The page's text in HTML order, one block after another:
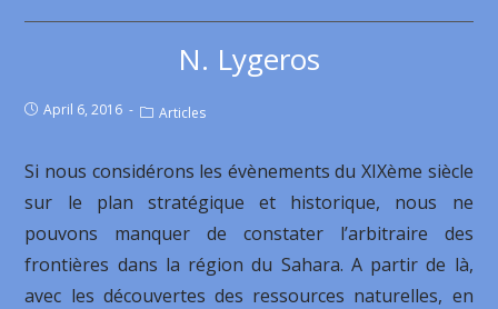
N. Lygeros
April 6, 2016 Articles
Si nous considérons les évènements du XIXème siècle
sur le plan stratégique et historique, nous ne
pouvons manquer de constater l’arbitraire des
frontières dans la région du Sahara. A partir de là,
avec les découvertes des ressources naturelles, en